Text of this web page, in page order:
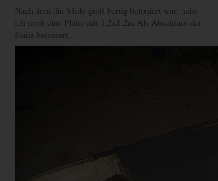
Nach dem die Säule groß Fertig betoniert war, habe
ich noch eine Platte mit 1,2x1,2m Als Abschluss der
Säule betoniert.